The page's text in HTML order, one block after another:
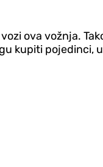
ova vožnja.
kupiti pojedinci,